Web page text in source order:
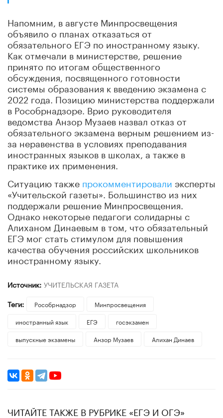
Напомним, в августе Минпросвещения
объявило о планах отказаться от
обязательного ЕГЭ по иностранному языку.
Как отмечали в министерстве, решение
принято по итогам общественного
обсуждения, посвященного готовности
системы образования к введению экзамена с
2022 года. Позицию министерства поддержали
в Рособрнадзоре. Врио руководителя
ведомства Анзор Музаев назвал отказ от
обязательного экзамена верным решением из-
за неравенства в условиях преподавания
иностранных языков в школах, а также в
практике их применения.
Ситуацию также прокомментировали эксперты
«Учительской газеты». Большинство из них
поддержали решение Минпросвещения.
Однако некоторые педагоги солидарны с
Алиханом Динаевым в том, что обязательный
ЕГЭ мог стать стимулом для повышения
качества обучения российских школьников
иностранному языку.
Источник: УЧИТЕЛЬСКАЯ ГАЗЕТА
Теги:
Рособрнадзор
Минпросвещения
иностранный язык
ЕГЭ
госэкзамен
выпускные экзамены
Анзор Музаев Алихан Динаев
ЧИТАЙТЕ ТАКЖЕ В РУБРИКЕ «ЕГЭ И ОГЭ»